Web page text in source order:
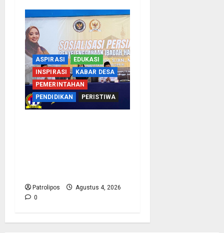
ASPIRASI
EDUKASI
INSPIRASI
KABAR DESA
PEMERINTAHAN
PENDIDIKAN
PERISTIWA
Patrolipos
Agustus 4, 2026
0